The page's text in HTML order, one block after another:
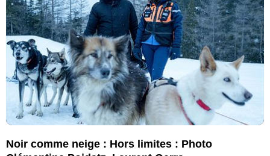
Noir comme neige : Hors limites : Photo